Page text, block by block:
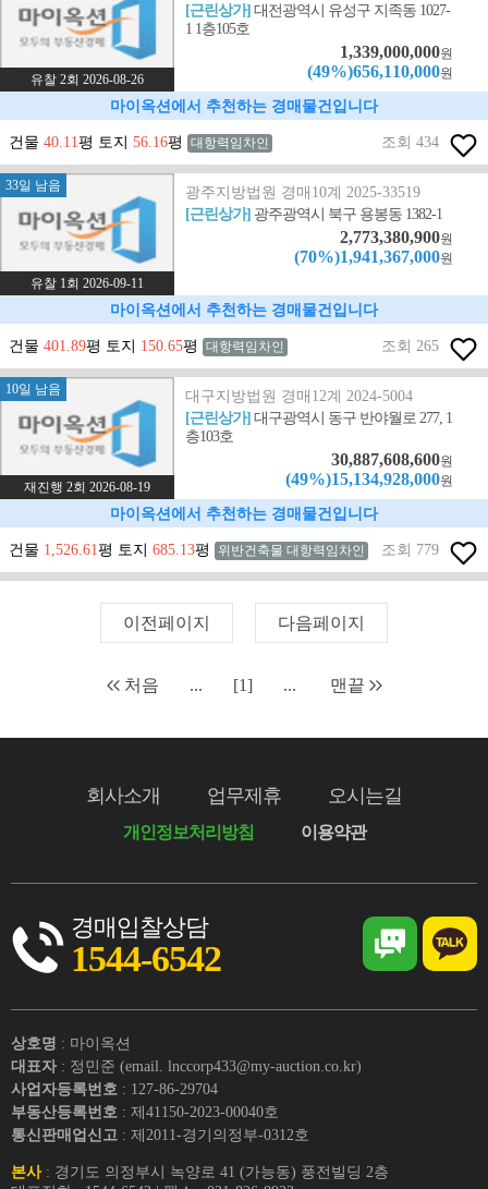
유찰 2회 2026-08-26
[근린상가]대전광역시 유성구 지족동 1027-
1 1층105호
1,339,000,000원
(49%)656,110,000원
마이옥션에서 추천하는 경매물건입니다
건물 40.11평 토지 56.16평 대항력임차인 조회 434
33일 남음
유찰 1회 2026-09-11
광주지방법원 경매10계 2025-33519
[근린상가] 광주광역시 북구 용봉동 1382-1
2,773,380,900원
(70%)1,941,367,000원
마이옥션에서 추천하는 경매물건입니다
건물 401.89평 토지 150.65평 대항력임차인 조회 265
10일 남음
재진행 2회 2026-08-19
대구지방법원 경매12계 2024-5004
[근린상가]대구광역시 동구 반야월로 277, 1
층103호
30,887,608,600원
(49%)15,134,928,000원
마이옥션에서 추천하는 경매물건입니다
건물 1,526.61평 토지 685.13평 위반건축물 대항력임차인 조회 779
이전페이지 다음페이지
처음 ... [1] ... 맨끝
회사소개 업무제휴 오시는길
개인정보처리방침 이용약관
경매입찰상담
1544-6542
상호명 : 마이옥션
대표자 : 정민준 (email. lnccorp433@my-auction.co.kr)
사업자등록번호 : 127-86-29704
부동산등록번호 : 제41150-2023-00040호
통신판매업신고 : 제2011-경기의정부-0312호
본사: 경기도 의정부시 녹양로 41 (가능동) 풍전빌딩 2층